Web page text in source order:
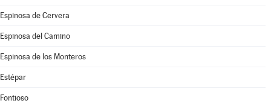
Espinosa de Cervera
Espinosa del Camino
Espinosa de los Monteros
Estépar
Fontioso